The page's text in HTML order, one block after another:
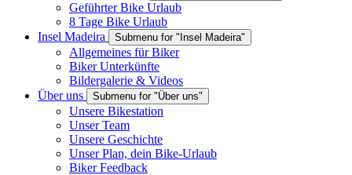
Geführter Bike Urlaub
8 Tage Bike Urlaub
Insel Madeira
Submenu for "Insel Madeira"
Allgemeines für Biker
Biker Unterkünfte
Bildergalerie & Videos
Über uns
Submenu for "Über uns"
Unsere Bikestation
Unser Team
Unsere Geschichte
Unser Plan, dein Bike-Urlaub
Biker Feedback